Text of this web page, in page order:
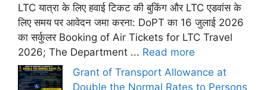
LTC यात्रा के लिए हवाई टिकट की बुकिंग और LTC एडवांस के
लिए समय पर आवेदन जमा करना: DoPT का 16 जुलाई 2026
का सर्कुलर Booking of Air Tickets for LTC Travel
2026; The Department ... Read more
Grant of Transport Allowance at
Double the Normal Rates to Persons